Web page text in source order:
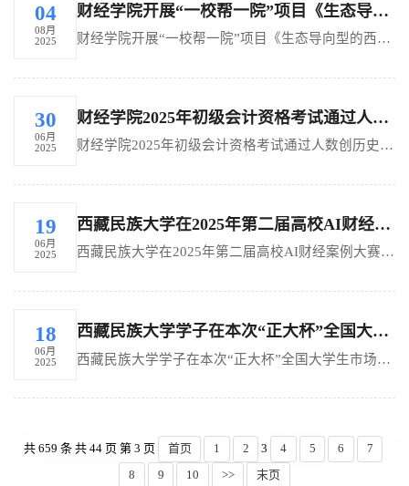
04
08月
2025
财经学院开展“一校帮一院”项目《生态导向型的西藏地区现代化产业体系构建研究》课题暑期调研活动
财经学院开展“一校帮一院”项目《生态导向型的西藏地区现代化产业体系构建研究》课题暑期调研活动...
30
06月
2025
财经学院2025年初级会计资格考试通过人数创历史新高
财经学院2025年初级会计资格考试通过人数创历史新高 ...
19
06月
2025
西藏民族大学在2025年第二届高校AI财经案例大赛获得佳绩
西藏民族大学在2025年第二届高校AI财经案例大赛获得佳绩...
18
06月
2025
西藏民族大学学子在本次“正大杯”全国大学生市场调查与分析大赛斩获佳绩
西藏民族大学学子在本次“正大杯”全国大学生市场调查与分析大赛斩获佳绩...
共 659 条 共 44 页 第 3 页 首页 1 2 3 4 5 6
7
8
9 10 >> 末页